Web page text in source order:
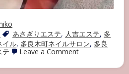
あさぎりエステ, 人吉エステ, 多
イル, 多良木町ネイルサロン, 多良
テ Leave a Commenton
ス